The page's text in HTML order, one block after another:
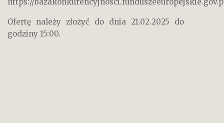
Ofertę należy złożyć do dnia 21.02.2025 do
godziny 15:00.